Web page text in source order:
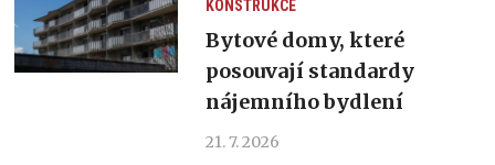
KONSTRUKCE
Bytové domy, které
posouvají standardy
nájemního bydlení
21. 7. 2026